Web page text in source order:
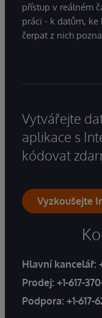
přístup v reálném
práci - k datům,
čerpat z nich
Vytvářejte
aplikace s
kódovat
Vyzkoušejte
Hlavní kancelář:
Prodej: +1-617-
Podpora: +1-617-